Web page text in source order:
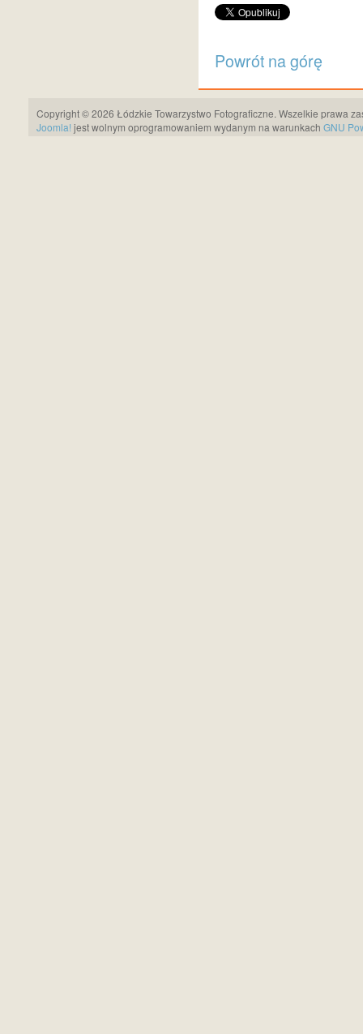
Powrót na górę
Copyright © 2026 Łódzkie Towarzystwo Fotograficzne. Wszelkie prawa
Joomla! jest wolnym oprogramowaniem wydanym na warunkach GNU